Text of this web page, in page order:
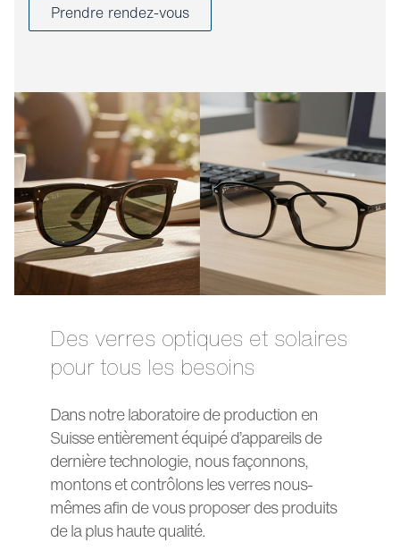
Prendre rendez-vous
Des verres optiques et solaires
pour tous les besoins
Dans notre laboratoire de production en
Suisse entièrement équipé d’appareils de
dernière technologie, nous façonnons,
montons et contrôlons les verres nous-
mêmes afin de vous proposer des produits
de la plus haute qualité.